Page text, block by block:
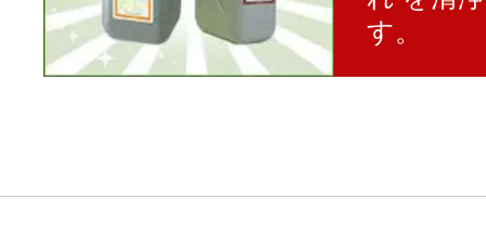
す。